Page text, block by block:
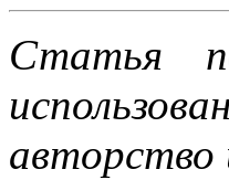
Статья
авторство